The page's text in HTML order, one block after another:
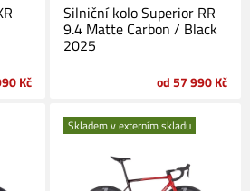
Kč
Silniční kolo Superior RR
9.4 Matte Carbon / Black
2025
od 57 990 Kč
Skladem v externím skladu